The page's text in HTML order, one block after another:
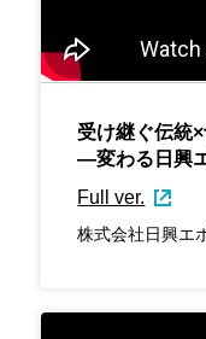
受け継ぐ伝統
―変わる日興
Full ver.
株式会社日興エ